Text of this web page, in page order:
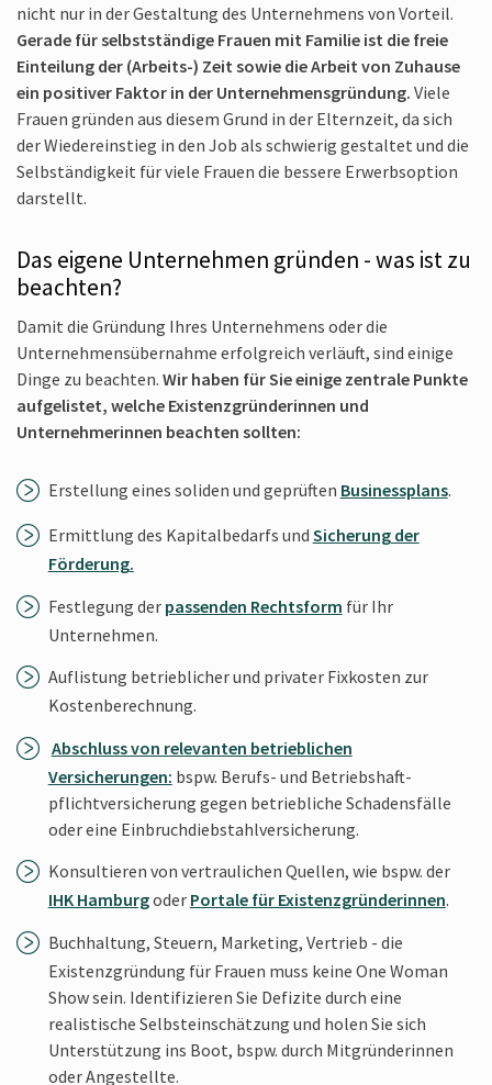
nicht nur in der Gestaltung des Unternehmens von Vorteil.
Gerade für selbstständige Frauen mit Familie ist die freie
Einteilung der (Arbeits-) Zeit sowie die Arbeit von Zuhause
ein positiver Faktor in der Unternehmens­gründung. Viele
Frauen gründen aus diesem Grund in der Elternzeit, da sich
der Wiedereinstieg in den Job als schwierig gestaltet und die
Selbständigkeit für viele Frauen die bessere Erwerbs­option
darstellt.
Das eigene Unternehmen gründen - was ist zu
beachten?
Damit die Gründung Ihres Unternehmens oder die
Unternehmens­übernahme erfolgreich verläuft, sind einige
Dinge zu beachten. Wir haben für Sie einige zentrale Punkte
aufgelistet, welche Existenzgründerinnen und
Unternehmerinnen beachten sollten:
Erstellung eines soliden und geprüften Businessplans.
Ermittlung des Kapitalbedarfs und Sicherung der
Förderung.
Festlegung der passenden Rechtsform für Ihr
Unternehmen.
Auflistung betrieblicher und privater Fixkosten zur
Kosten­berechnung.
Abschluss von relevanten betrieblichen
Versicherungen: bspw. Berufs- und Betriebs­haft­
pflichtversicherung gegen betriebliche Schadensfälle
oder eine Einbruch­diebstahl­versicherung.
Konsultieren von vertraulichen Quellen, wie bspw. der
IHK Hamburgoder Portale für Existenzgründerinnen.
Buchhaltung, Steuern, Marketing, Vertrieb - die
Existenz­gründung für Frauen muss keine One Woman
Show sein. Identifizieren Sie Defizite durch eine
realistische Selbsteinschätzung und holen Sie sich
Unterstützung ins Boot, bspw. durch Mitgründerinnen
oder Angestellte.